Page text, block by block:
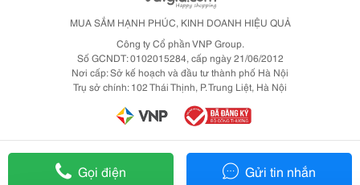
Gọi điện Gửi tin nhắn
MUA SẮM HẠNH PHÚC, KINH DOANH HIỆU QUẢ
Công ty Cổ phần VNP Group.
Số GCNDT: 0102015284, cấp ngày 21/06/2012
Nơi cấp: Sở kế hoạch và đầu tư thành phố Hà Nội
Trụ sở chính: 102 Thái Thịnh, P. Trung Liệt, Hà Nội